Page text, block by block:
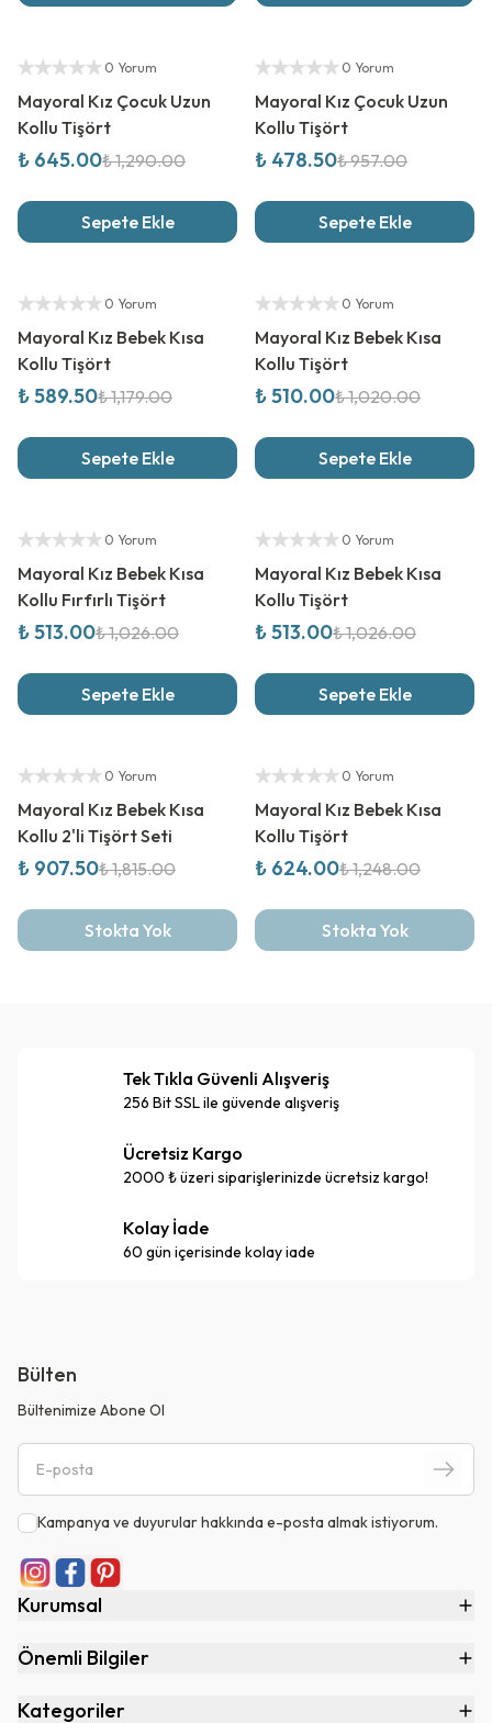
Yetkili Satıcı
0 Yorum
Mayoral Kız Çocuk Uzun
Kollu Tişört
₺ 645.00₺ 1,290.00
Sepete Ekle
Yetkili Satıcı
0 Yorum
Mayoral Kız Çocuk Uzun
Kollu Tişört
₺ 478.50₺ 957.00
Sepete Ekle
Yetkili Satıcı
0 Yorum
Mayoral Kız Bebek Kısa
Kollu Tişört
₺ 589.50₺ 1,179.00
Sepete Ekle
Yetkili Satıcı
0 Yorum
Mayoral Kız Bebek Kısa
Kollu Tişört
₺ 510.00₺ 1,020.00
Sepete Ekle
Yetkili Satıcı
0 Yorum
Mayoral Kız Bebek Kısa
Kollu Fırfırlı Tişört
₺ 513.00₺ 1,026.00
Sepete Ekle
Yetkili Satıcı
0 Yorum
Mayoral Kız Bebek Kısa
Kollu Tişört
₺ 513.00₺ 1,026.00
Sepete Ekle
Yetkili Satıcı
0 Yorum
Mayoral Kız Bebek Kısa
Kollu 2'li Tişört Seti
₺ 907.50₺ 1,815.00
Stokta Yok
Yetkili Satıcı
0 Yorum
Mayoral Kız Bebek Kısa
Kollu Tişört
₺ 624.00₺ 1,248.00
Stokta Yok
Tek Tıkla Güvenli Alışveriş
256 Bit SSL ile güvende alışveriş
Ücretsiz Kargo
2000 ₺ üzeri siparişlerinizde ücretsiz kargo!
Kolay İade
60 gün içerisinde kolay iade
Bülten
Bültenimize Abone Ol
Kampanya ve duyurular hakkında e-posta almak istiyorum.
Kurumsal
Önemli Bilgiler
Kategoriler